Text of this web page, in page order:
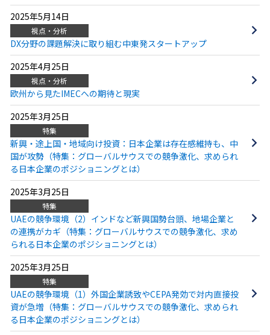
2025年5月14日
視点・分析
DX分野の課題解決に取り組む中東発スタートアップ
2025年4月25日
視点・分析
欧州から見たIMECへの期待と現実
2025年3月25日
特集
新興・途上国・地域向け投資：日本企業は存在感維持も、中
国が攻勢（特集：グローバルサウスでの競争激化、求められ
る日本企業のポジショニングとは）
2025年3月25日
特集
UAEの競争環境（2）インドなど新興国勢台頭、地場企業と
の連携がカギ（特集：グローバルサウスでの競争激化、求め
られる日本企業のポジショニングとは）
2025年3月25日
特集
UAEの競争環境（1）外国企業誘致やCEPA発効で対内直接投
資が急増（特集：グローバルサウスでの競争激化、求められ
る日本企業のポジショニングとは）